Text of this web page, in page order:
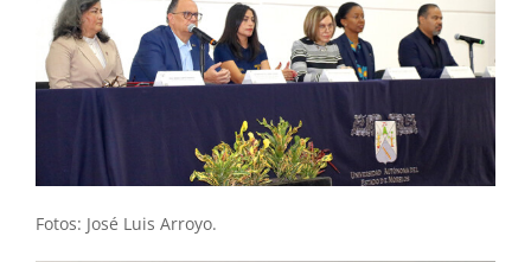
Fotos: José Luis Arroyo.